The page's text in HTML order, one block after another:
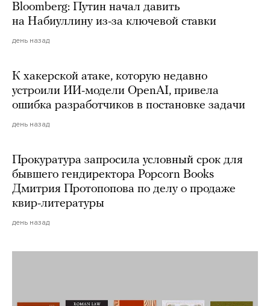
Bloomberg: Путин начал давить
на Набиуллину из-за ключевой ставки
день назад
К хакерской атаке, которую недавно
устроили ИИ-модели OpenAI, привела
ошибка разработчиков в постановке задачи
день назад
Прокуратура запросила условный срок для
бывшего гендиректора Popcorn Books
Дмитрия Протопопова по делу о продаже
квир-литературы
день назад